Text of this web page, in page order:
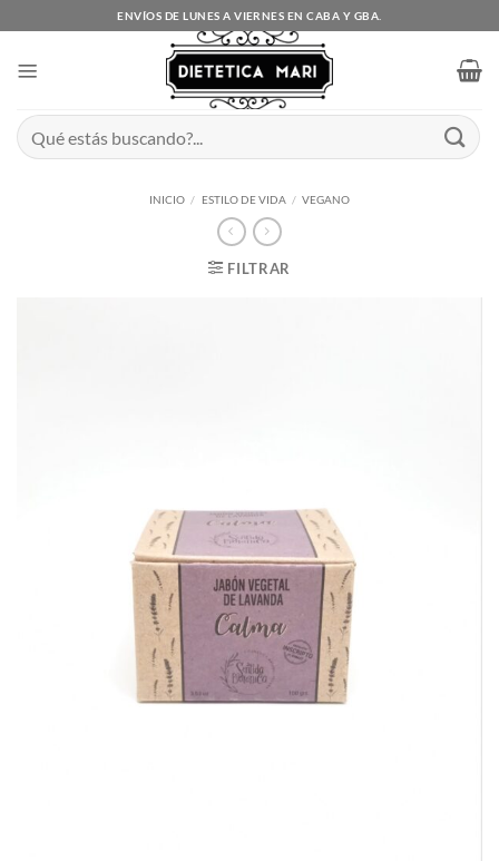
al
ENVÍOS DE LUNES A VIERNES EN CABA Y GBA.
Buscar
por:
INICIO / ESTILO DE VIDA / VEGANO
FILTRAR